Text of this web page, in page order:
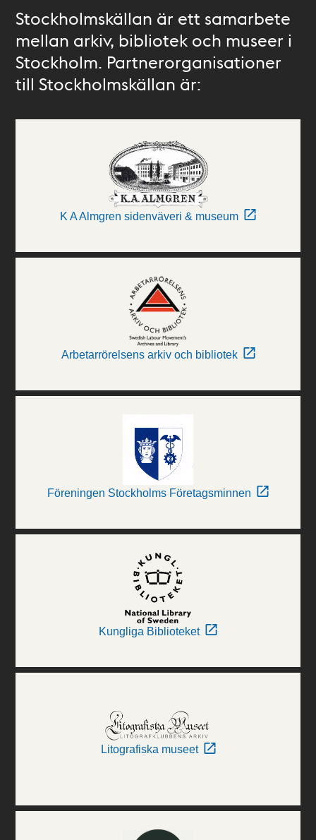
Stockholmskällan är ett samarbete
mellan arkiv, bibliotek och museer i
Stockholm. Partnerorganisationer
till Stockholmskällan är:
K A Almgren sidenväveri & museum
Arbetarrörelsens arkiv och bibliotek
Föreningen Stockholms Företagsminnen
Kungliga Biblioteket
Litografiska museet